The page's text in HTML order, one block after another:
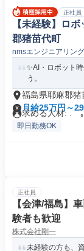
正社員
【未経験】ロ
郡猪苗代町
nmsエンジニアリン
✨AI・ロボット
う。
福島県耶麻郡猪
月給25万円～
求める人材: .゜
即日勤務OK
正社員
【会津/福島】
験者も歓迎
株式会社剛一
未経験の方も、